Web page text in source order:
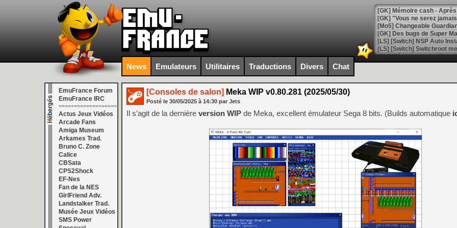
[GK] Mémoire cash -
[GK] "Vous ne serez
[Mo5] Changeable
[GK] Des bugs de Super
[LS] [Switch] NSP Auto
[GK] La saga horrifique
[GK] Le portage de Super
[Mo5] Le jeu de course
[GK] Guillermo del Toro
[LTF] Eté 2026 - Séquence 6
[GK] Mistfall Hunter : déjà
[GK] Wo Long 2 évolue
[GK] Crossfire : un TPS à
[LS] [PS5] Premiers
News Emulateurs Utilitaires Traductions Divers Chat
EmuFrance Forum
EmuFrance IRC
===================
Actus Jeux Vidéos
Arcade Fans
Amiga Museum
Arkames Trad.
Bruno C. Zone
Calice
CBSata
CPS2Shock
EF-Nes
Fan de la NES
GirlFriend Adv.
Landstalker Trad.
Musée Jeux Vidéos
SMS Power
[Consoles de salon] Meka WIP v0.80.281 (2025/05/30)
Posté le 30/05/2025 à 14:30 par Jets
Il s’agit de la dernière version WIP de Meka, excellent émulateur Sega 8 bits. (Builds automatique